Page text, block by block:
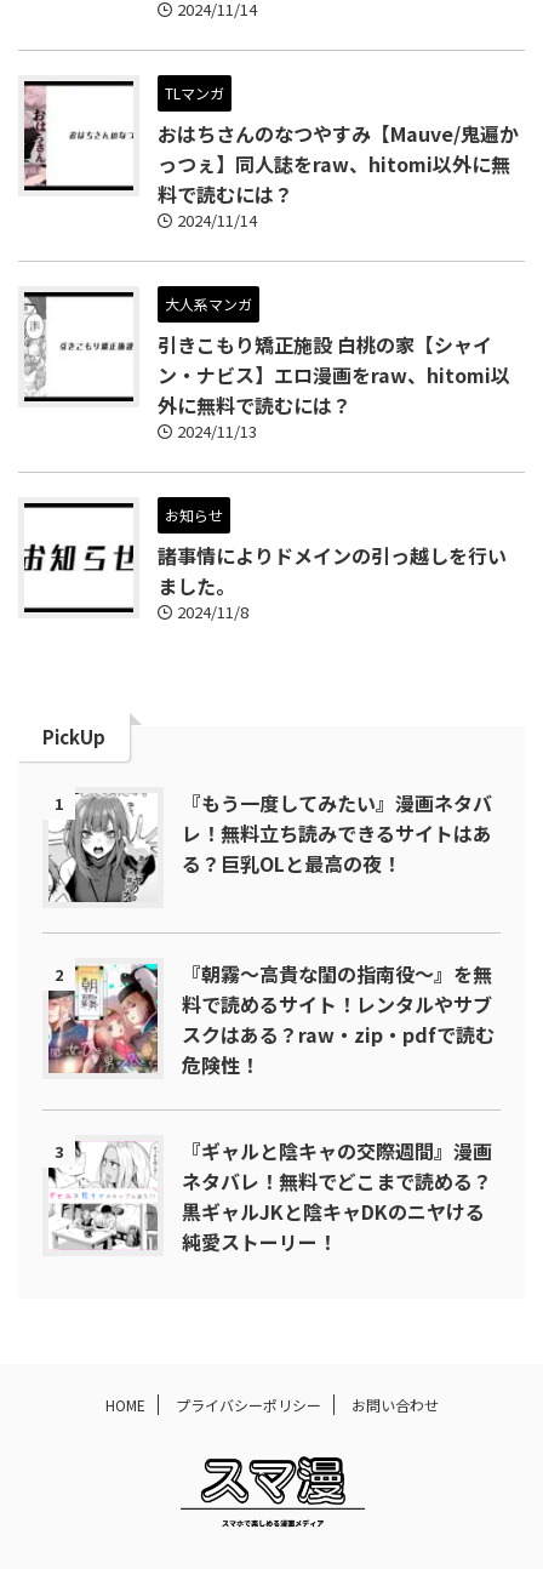
2024/11/14
TLマンガ
おはちさんのなつやすみ【Mauve/鬼遍か
っつぇ】同人誌をraw、hitomi以外に無
料で読むには？
2024/11/14
大人系マンガ
引きこもり矯正施設 白桃の家【シャイ
ン・ナビス】エロ漫画をraw、hitomi以
外に無料で読むには？
2024/11/13
お知らせ
諸事情によりドメインの引っ越しを行い
ました。
2024/11/8
PickUp
1
『もう一度してみたい』漫画ネタバ
レ！無料立ち読みできるサイトはあ
る？巨乳OLと最高の夜！
2
『朝霧～高貴な閨の指南役～』を無
料で読めるサイト！レンタルやサブ
スクはある？raw・zip・pdfで読む
危険性！
3
『ギャルと陰キャの交際週間』漫画
ネタバレ！無料でどこまで読める？
黒ギャルJKと陰キャDKのニヤける
純愛ストーリー！
HOME プライバシーポリシー お問い合わせ